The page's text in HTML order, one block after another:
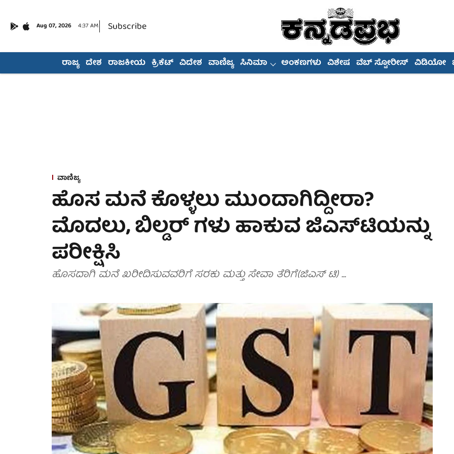
Aug 07, 2026 4:37 AM Subscribe
ರಾಜ್ಯ ದೇಶ ರಾಜಕೀಯ ಕ್ರಿಕೆಟ್ ವಿದೇಶ ವಾಣಿಜ್ಯ ಸಿನಿಮಾ ಅಂಕಣಗಳು ವಿಶೇಷ ವೆಬ್ ಸ್ಟೋರೀಸ್ ವಿಡಿಯೋ
ವಾಣಿಜ್ಯ
ಹೊಸ ಮನೆ ಕೊಳ್ಳಲು ಮುಂದಾಗಿದ್ದೀರಾ?
ಮೊದಲು, ಬಿಲ್ಡರ್ ಗಳು ಹಾಕುವ ಜಿಎಸ್‏ಟಿಯನ್ನು
ಪರೀಕ್ಷಿಸಿ
ಹೊಸದಾಗಿ ಮನೆ ಖರೀದಿಸುವವರಿಗೆ ಸರಕು ಮತ್ತು ಸೇವಾ ತೆರಿಗೆ(ಜಿಎಸ್ ಟಿ) ...